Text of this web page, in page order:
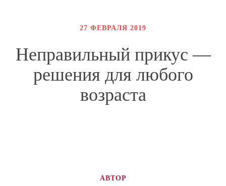
27 ФЕВРАЛЯ 2019
Неправильный прикус —
решения для любого
возраста
АВТОР